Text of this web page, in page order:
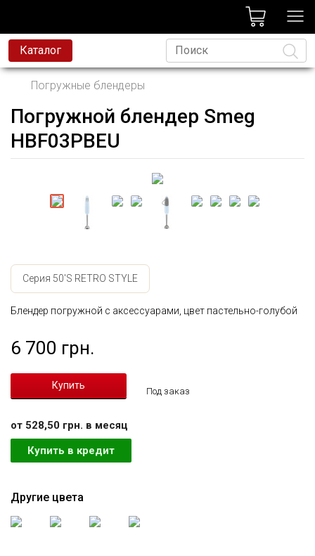
Каталог
Погружные блендеры
Погружной блендер Smeg
HBF03PBEU
Серия 50'S RETRO STYLE
Блендер погружной с аксессуарами, цвет пастельно-голубой
6 700 грн.
Под заказ
от 528,50 грн. в месяц
Купить в кредит
Другие цвета